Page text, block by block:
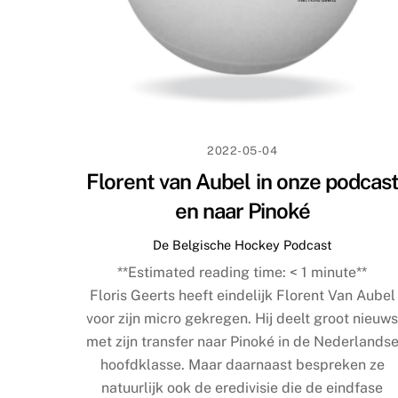
2022-05-04
Florent van Aubel in onze podcast
en naar Pinoké
De Belgische Hockey Podcast
**Estimated reading time: < 1 minute**
Floris Geerts heeft eindelijk Florent Van Aubel
voor zijn micro gekregen. Hij deelt groot nieuws
met zijn transfer naar Pinoké in de Nederlandse
hoofdklasse. Maar daarnaast bespreken ze
natuurlijk ook de eredivisie die de eindfase